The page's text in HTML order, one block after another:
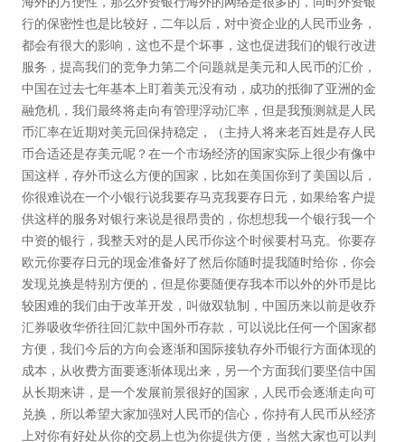
行的保密性也是比较好，二年以后，对中资企业的人民币业务，
都会有很大的影响，这也不是个坏事，这也促进我们的银行改进
服务，提高我们的竞争力第二个问题就是美元和人民币的汇价，
中国在过去七年基本上盯着美元没有动，成功的抵御了亚洲的金
融危机，我们最终将走向有管理浮动汇率，但是我预测就是人民
币汇率在近期对美元回保持稳定，（主持人将来老百姓是存人民
币合适还是存美元呢？在一个市场经济的国家实际上很少有像中
国这样，存外币这么方便的国家，比如在美国你到了美国以后，
你很难说在一个小银行说我要存马克我要存日元，如果给客户提
供这样的服务对银行来说是很昂贵的，你想想我一个银行我一个
中资的银行，我整天对的是人民币你这个时候要村马克。你要存
欧元你要存日元的现金准备好了然后你随时提我随时给你，你会
发现兑换是特别方便的，但是你要随便存我本币以外的外币是比
较困难的我们由于改革开发，叫做双轨制，中国历来以前是收乔
汇券吸收华侨往回汇款中国外币存款，可以说比任何一个国家都
方便，我们今后的方向会逐渐和国际接轨存外币银行方面体现的
成本，从收费方面要逐渐体现出来，另一个方面我们要坚信中国
从长期来讲，是一个发展前景很好的国家，人民币会逐渐走向可
兑换，所以希望大家加强对人民币的信心，你持有人民币从经济
上对你有好处从你的交易上也为你提供方便，当然大家也可以判